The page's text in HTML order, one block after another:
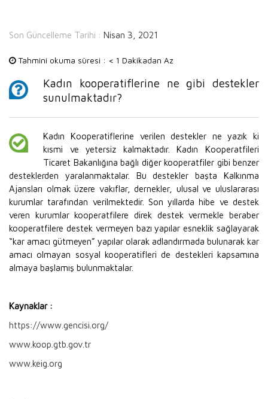
Son Güncelleme Tarihi : Nisan 3, 2021
Tahmini okuma süresi : < 1 Dakikadan Az
Kadın kooperatiflerine ne gibi destekler
sunulmaktadır?
Kadın Kooperatiflerine verilen destekler ne yazık ki
kısmi ve yetersiz kalmaktadır. Kadın Kooperatfileri
Ticaret Bakanlığına bağlı diğer kooperatfiler gibi benzer
desteklerden yaralanmaktalar. Bu destekler başta Kalkınma
Ajansları olmak üzere vakıflar, dernekler, ulusal ve uluslararası
kurumlar tarafından verilmektedir. Son yıllarda hibe ve destek
veren kurumlar kooperatfilere direk destek vermekle beraber
kooperatfilere destek vermeyen bazı yapılar esneklik sağlayarak
“kar amacı gütmeyen” yapılar olarak adlandırmada bulunarak kar
amacı olmayan sosyal kooperatifleri de destekleri kapsamına
almaya başlamış bulunmaktalar.
Kaynaklar :
https://www.gencisi.org/
www.koop.gtb.gov.tr
www.keig.org